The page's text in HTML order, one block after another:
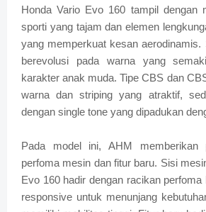
Honda Vario Evo 160 tampil dengan
sporti yang tajam dan elemen
yang memperkuat kesan aerodinamis.
berevolusi pada warna yang
karakter anak muda. Tipe CBS dan
warna dan striping yang atraktif,
dengan single tone yang dipadukan
Pada model ini, AHM memberikan
perfoma mesin dan fitur baru. Sisi
Evo 160 hadir dengan racikan perfoma
responsive untuk menunjang